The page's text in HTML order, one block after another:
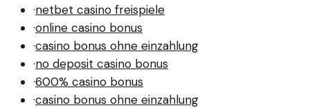
·netbet casino freispiele
·online casino bonus
·casino bonus ohne einzahlung
·no deposit casino bonus
·600% casino bonus
·casino bonus ohne einzahlung